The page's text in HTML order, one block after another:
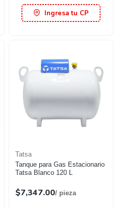
Ingresa tu CP
Tatsa
Tanque para Gas Estacionario
Tatsa Blanco 120 L
$7,347.00/ pieza